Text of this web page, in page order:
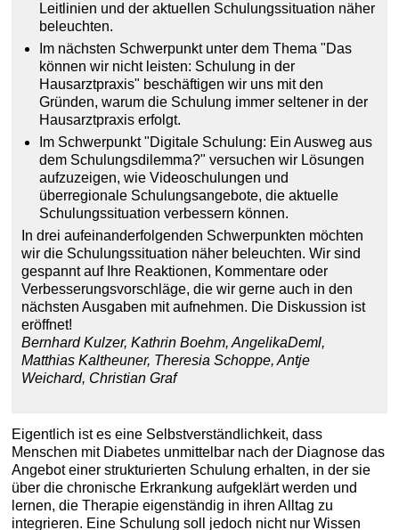
Leitlinien und der aktuellen Schulungssituation näher
beleuchten.
Im nächsten Schwerpunkt unter dem Thema "Das
können wir nicht leisten: Schulung in der
Hausarztpraxis" beschäftigen wir uns mit den
Gründen, warum die Schulung immer seltener in der
Hausarztpraxis erfolgt.
Im Schwerpunkt "Digitale Schulung: Ein Ausweg aus
dem Schulungsdilemma?" versuchen wir Lösungen
aufzuzeigen, wie Videoschulungen und
überregionale Schulungsangebote, die aktuelle
Schulungssituation verbessern können.
In drei aufeinanderfolgenden Schwerpunkten möchten
wir die Schulungssituation näher beleuchten. Wir sind
gespannt auf Ihre Reaktionen, Kommentare oder
Verbesserungsvorschläge, die wir gerne auch in den
nächsten Ausgaben mit aufnehmen. Die Diskussion ist
eröffnet!
Bernhard Kulzer, Kathrin Boehm, AngelikaDeml,
Matthias Kaltheuner, Theresia Schoppe, Antje
Weichard, Christian Graf
Eigentlich ist es eine Selbstverständlichkeit, dass
Menschen mit Diabetes unmittelbar nach der Diagnose das
Angebot einer strukturierten Schulung erhalten, in der sie
über die chronische Erkrankung aufgeklärt werden und
lernen, die Therapie eigenständig in ihren Alltag zu
integrieren. Eine Schulung soll jedoch nicht nur Wissen